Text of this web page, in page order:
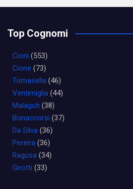
Top Cognomi
Cioni (553)
Cione (73)
Tomasella (46)
Ventimiglia (44)
Malaguti (38)
Bonaccorsi (37)
Da Silva (36)
Pereira (36)
Ragusa (34)
Girotti (33)